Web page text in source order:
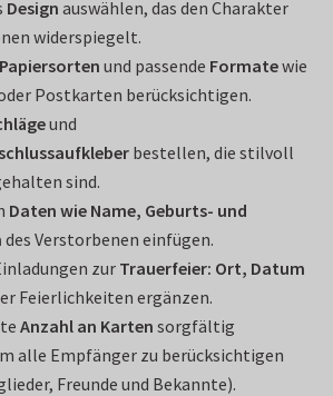
Design auswählen, das den Charakter
widerspiegelt.
Papiersorten und passende Formatewie
Postkarten berücksichtigen.
und
bestellen, die stilvoll
sind.
Daten wie Name, Geburts- und
des Verstorbenen einfügen.
zur Trauerfeier: Ort, Datum
Feierlichkeiten ergänzen.
Anzahl an Karten sorgfältig
alle Empfänger zu berücksichtigen
Freunde und Bekannte).